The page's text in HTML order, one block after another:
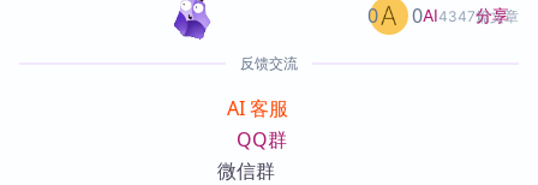
AI4347篇文章
0 0 分享
反馈交流
AI 客服
QQ群
微信群